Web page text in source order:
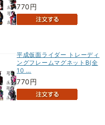
770円
平成仮面ライダー トレーディ
ングフレームマグネットB(全
10 …
770円